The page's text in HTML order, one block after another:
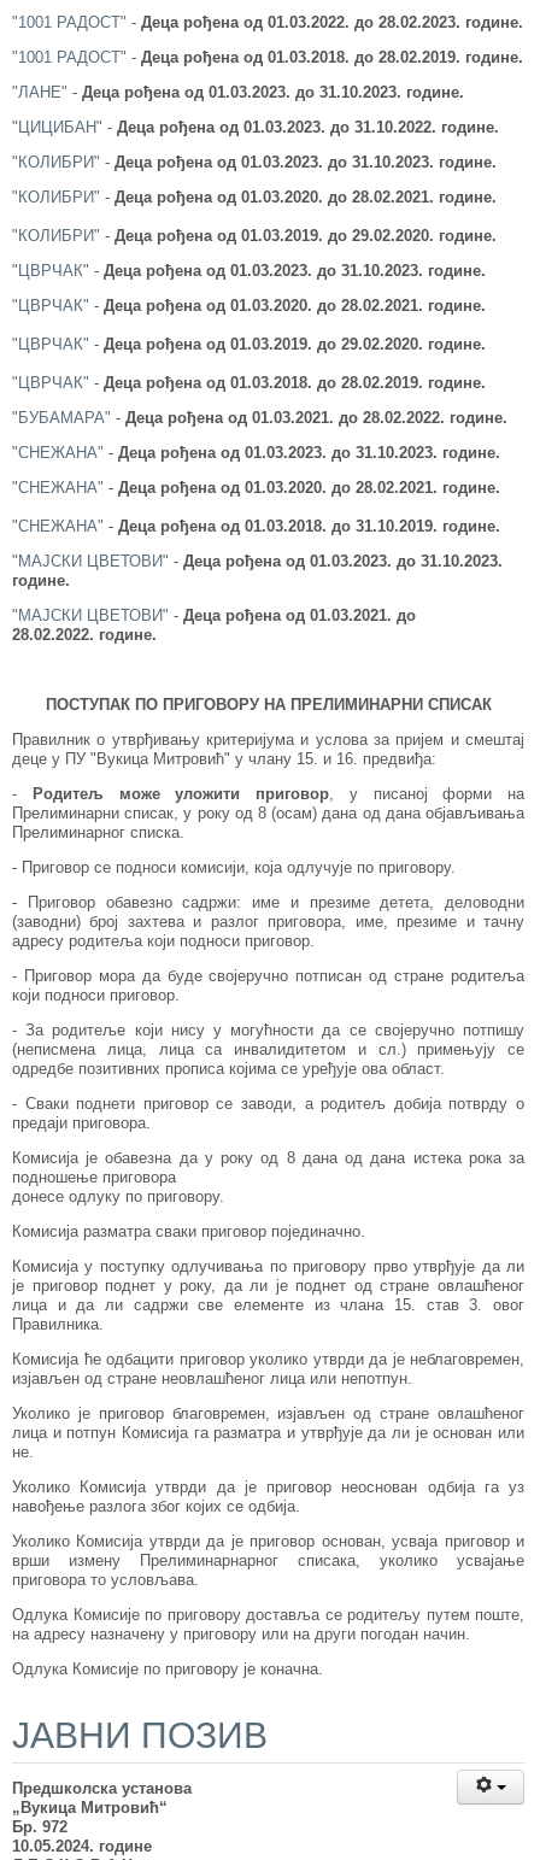
"1001 РАДОСТ" - Деца рођена од 01.03.2022. до 28.02.2023. године.
"1001 РАДОСТ" - Деца рођена од 01.03.2018. до 28.02.2019. године.
"ЛАНЕ" - Деца рођена од 01.03.2023. до 31.10.2023. године.
"ЦИЦИБАН" - Деца рођена од 01.03.2023. до 31.10.2022. године.
"КОЛИБРИ" - Деца рођена од 01.03.2023. до 31.10.2023. године.
"КОЛИБРИ" - Деца рођена од 01.03.2020. до 28.02.2021. године.
"КОЛИБРИ" - Деца рођена од 01.03.2019. до 29.02.2020. године.
"ЦВРЧАК" - Деца рођена од 01.03.2023. до 31.10.2023. године.
"ЦВРЧАК" - Деца рођена од 01.03.2020. до 28.02.2021. године.
"ЦВРЧАК" - Деца рођена од 01.03.2019. до 29.02.2020. године.
"ЦВРЧАК" - Деца рођена од 01.03.2018. до 28.02.2019. године.
"БУБАМАРА" - Деца рођена од 01.03.2021. до 28.02.2022. године.
"СНЕЖАНА" - Деца рођена од 01.03.2023. до 31.10.2023. године.
"СНЕЖАНА" - Деца рођена од 01.03.2020. до 28.02.2021. године.
"СНЕЖАНА" - Деца рођена од 01.03.2018. до 31.10.2019. године.
"МАЈСКИ ЦВЕТОВИ" - Деца рођена од 01.03.2023. до 31.10.2023.
године.
"МАЈСКИ ЦВЕТОВИ" - Деца рођена од 01.03.2021. до
28.02.2022. године.
ПОСТУПАК ПО ПРИГОВОРУ НА ПРЕЛИМИНАРНИ СПИСАК
Правилник о утврђивању критеријума и услова за пријем и смештај
деце у ПУ "Вукица Митровић" у члану 15. и 16. предвиђа:
-
Родитељ може уложити приговор, у писаној форми на
Прелиминарни списак, у року од 8 (осам) дана од дана објављивања
Прелиминарног списка.
- Приговор се подноси комисији, која одлучује по приговору.
- Приговор обавезно садржи: име и презиме детета, деловодни
(заводни) број захтева и разлог приговора, име, презиме и тачну
адресу родитеља који подноси приговор.
- Приговор мора да буде својеручно потписан од стране родитеља
који подноси приговор.
- За родитеље који нису у могућности да се својеручно потпишу
(неписмена лица, лица са инвалидитетом и сл.) примењују се
одредбе позитивних прописа којима се уређује ова област.
- Сваки поднети приговор се заводи, а родитељ добија потврду о
предаји приговора.
Комисија је обавезна да у року од 8 дана од дана истека рока за
подношење приговора
донесе одлуку по приговору.
Комисија разматра сваки приговор појединачно.
Комисија у поступку одлучивања по приговору прво утврђује да ли
је приговор поднет у року, да ли је поднет од стране овлашћеног
лица и да ли садржи све елементе из члана 15. став 3. овог
Правилника.
Комисија ће одбацити приговор уколико утврди да је неблаговремен,
изјављен од стране неовлашћеног лица или непотпун.
Уколико је приговор благовремен, изјављен од стране овлашћеног
лица и потпун Комисија га разматра и утврђује да ли је основан или
не.
Уколико Комисија утврди да је приговор неоснован одбија га уз
навођење разлога због којих се одбија.
Уколико Комисија утврди да је приговор основан, усваја приговор и
врши измену Прелиминарнарног списака, уколико усвајање
приговора то условљава.
Одлука Комисије по приговору доставља се родитељу путем поште,
на адресу назначену у приговору или на други погодан начин.
Одлука Комисије по приговору је коначна.
ЈАВНИ ПОЗИВ
Предшколска установа
„Вукица Митровић“
Бр. 972
10.05.2024. године